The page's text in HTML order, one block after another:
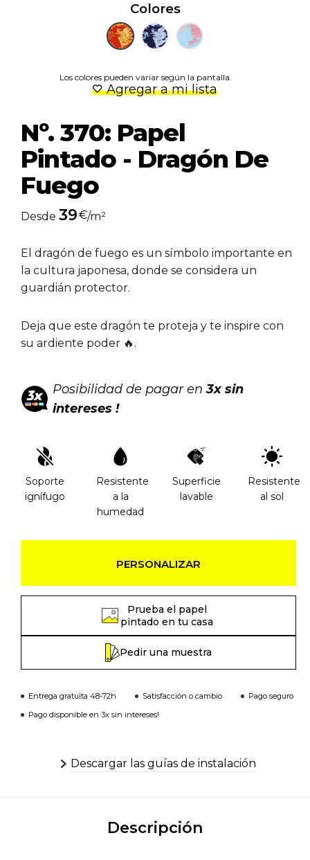
Colores
Los colores pueden variar según la pantalla.
Agregar a mi lista
Nº. 370: Papel
Pintado - Dragón De
Fuego
Desde 39€/m²
El dragón de fuego es un símbolo importante en
la cultura japonesa, donde se considera un
guardián protector.
Deja que este dragón te proteja y te inspire con
su ardiente poder 🔥.
Posibilidad de pagar en3x sin
intereses !
Soporte
ignífugo
Resistente
a la
humedad
Superficie
lavable
Resistente
al sol
PERSONALIZAR
Prueba el papel
pintado en tu casa
Pedir una muestra
Entrega gratuita 48-72h Satisfacción o cambio
Pago seguro
Pago disponible en 3x sin intereses!
Descargar las guías de instalación
Descripción